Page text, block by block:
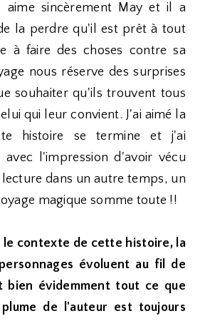
sincèrement May et il a
la perdre qu'il est prêt à tout
à faire des choses contre sa
nous réserve des surprises
souhaiter qu'ils trouvent tous
qui leur convient. J'ai aimé la
histoire se termine et j'ai
l'impression d'avoir vécu
dans un autre temps, un
magique somme toute !!
le contexte de cette histoire, la
évoluent au fil de
bien évidemment tout ce que
de l'auteur est toujours